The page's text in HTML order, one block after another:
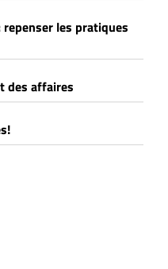
les pratiques
des affaires